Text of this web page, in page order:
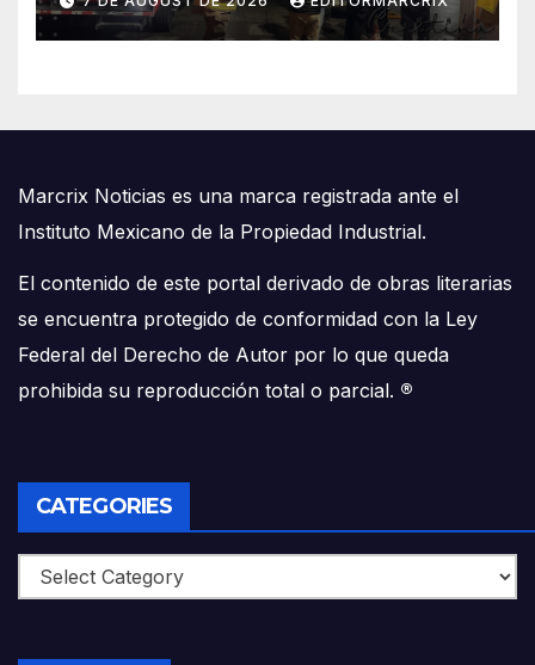
Marcrix Noticias es una marca registrada ante el
Instituto Mexicano de la Propiedad Industrial.
El contenido de este portal derivado de obras literarias
se encuentra protegido de conformidad con la Ley
Federal del Derecho de Autor por lo que queda
prohibida su reproducción total o parcial. ®
CATEGORIES
Categories